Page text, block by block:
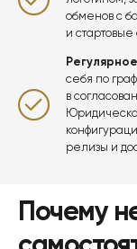
обменов с
и стартовые
себя по
в
релизы и
Почему